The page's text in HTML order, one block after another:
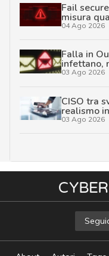
Fail
misura
04 Ago 2026
Falla in
infettano,
03 Ago 2026
CISO tra
realismo
03 Ago 2026